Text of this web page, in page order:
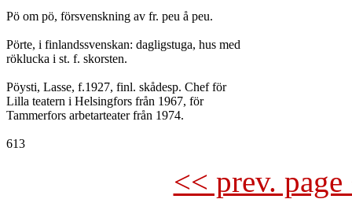
Pö om pö, försvenskning av fr. peu å peu.
Pörte, i finlandssvenskan: dagligstuga, hus med
röklucka i st. f. skorsten.
Pöysti, Lasse, f.1927, finl. skådesp. Chef för
Lilla teatern i Helsingfors från 1967, för
Tammerfors arbetarteater från 1974.
<< prev.